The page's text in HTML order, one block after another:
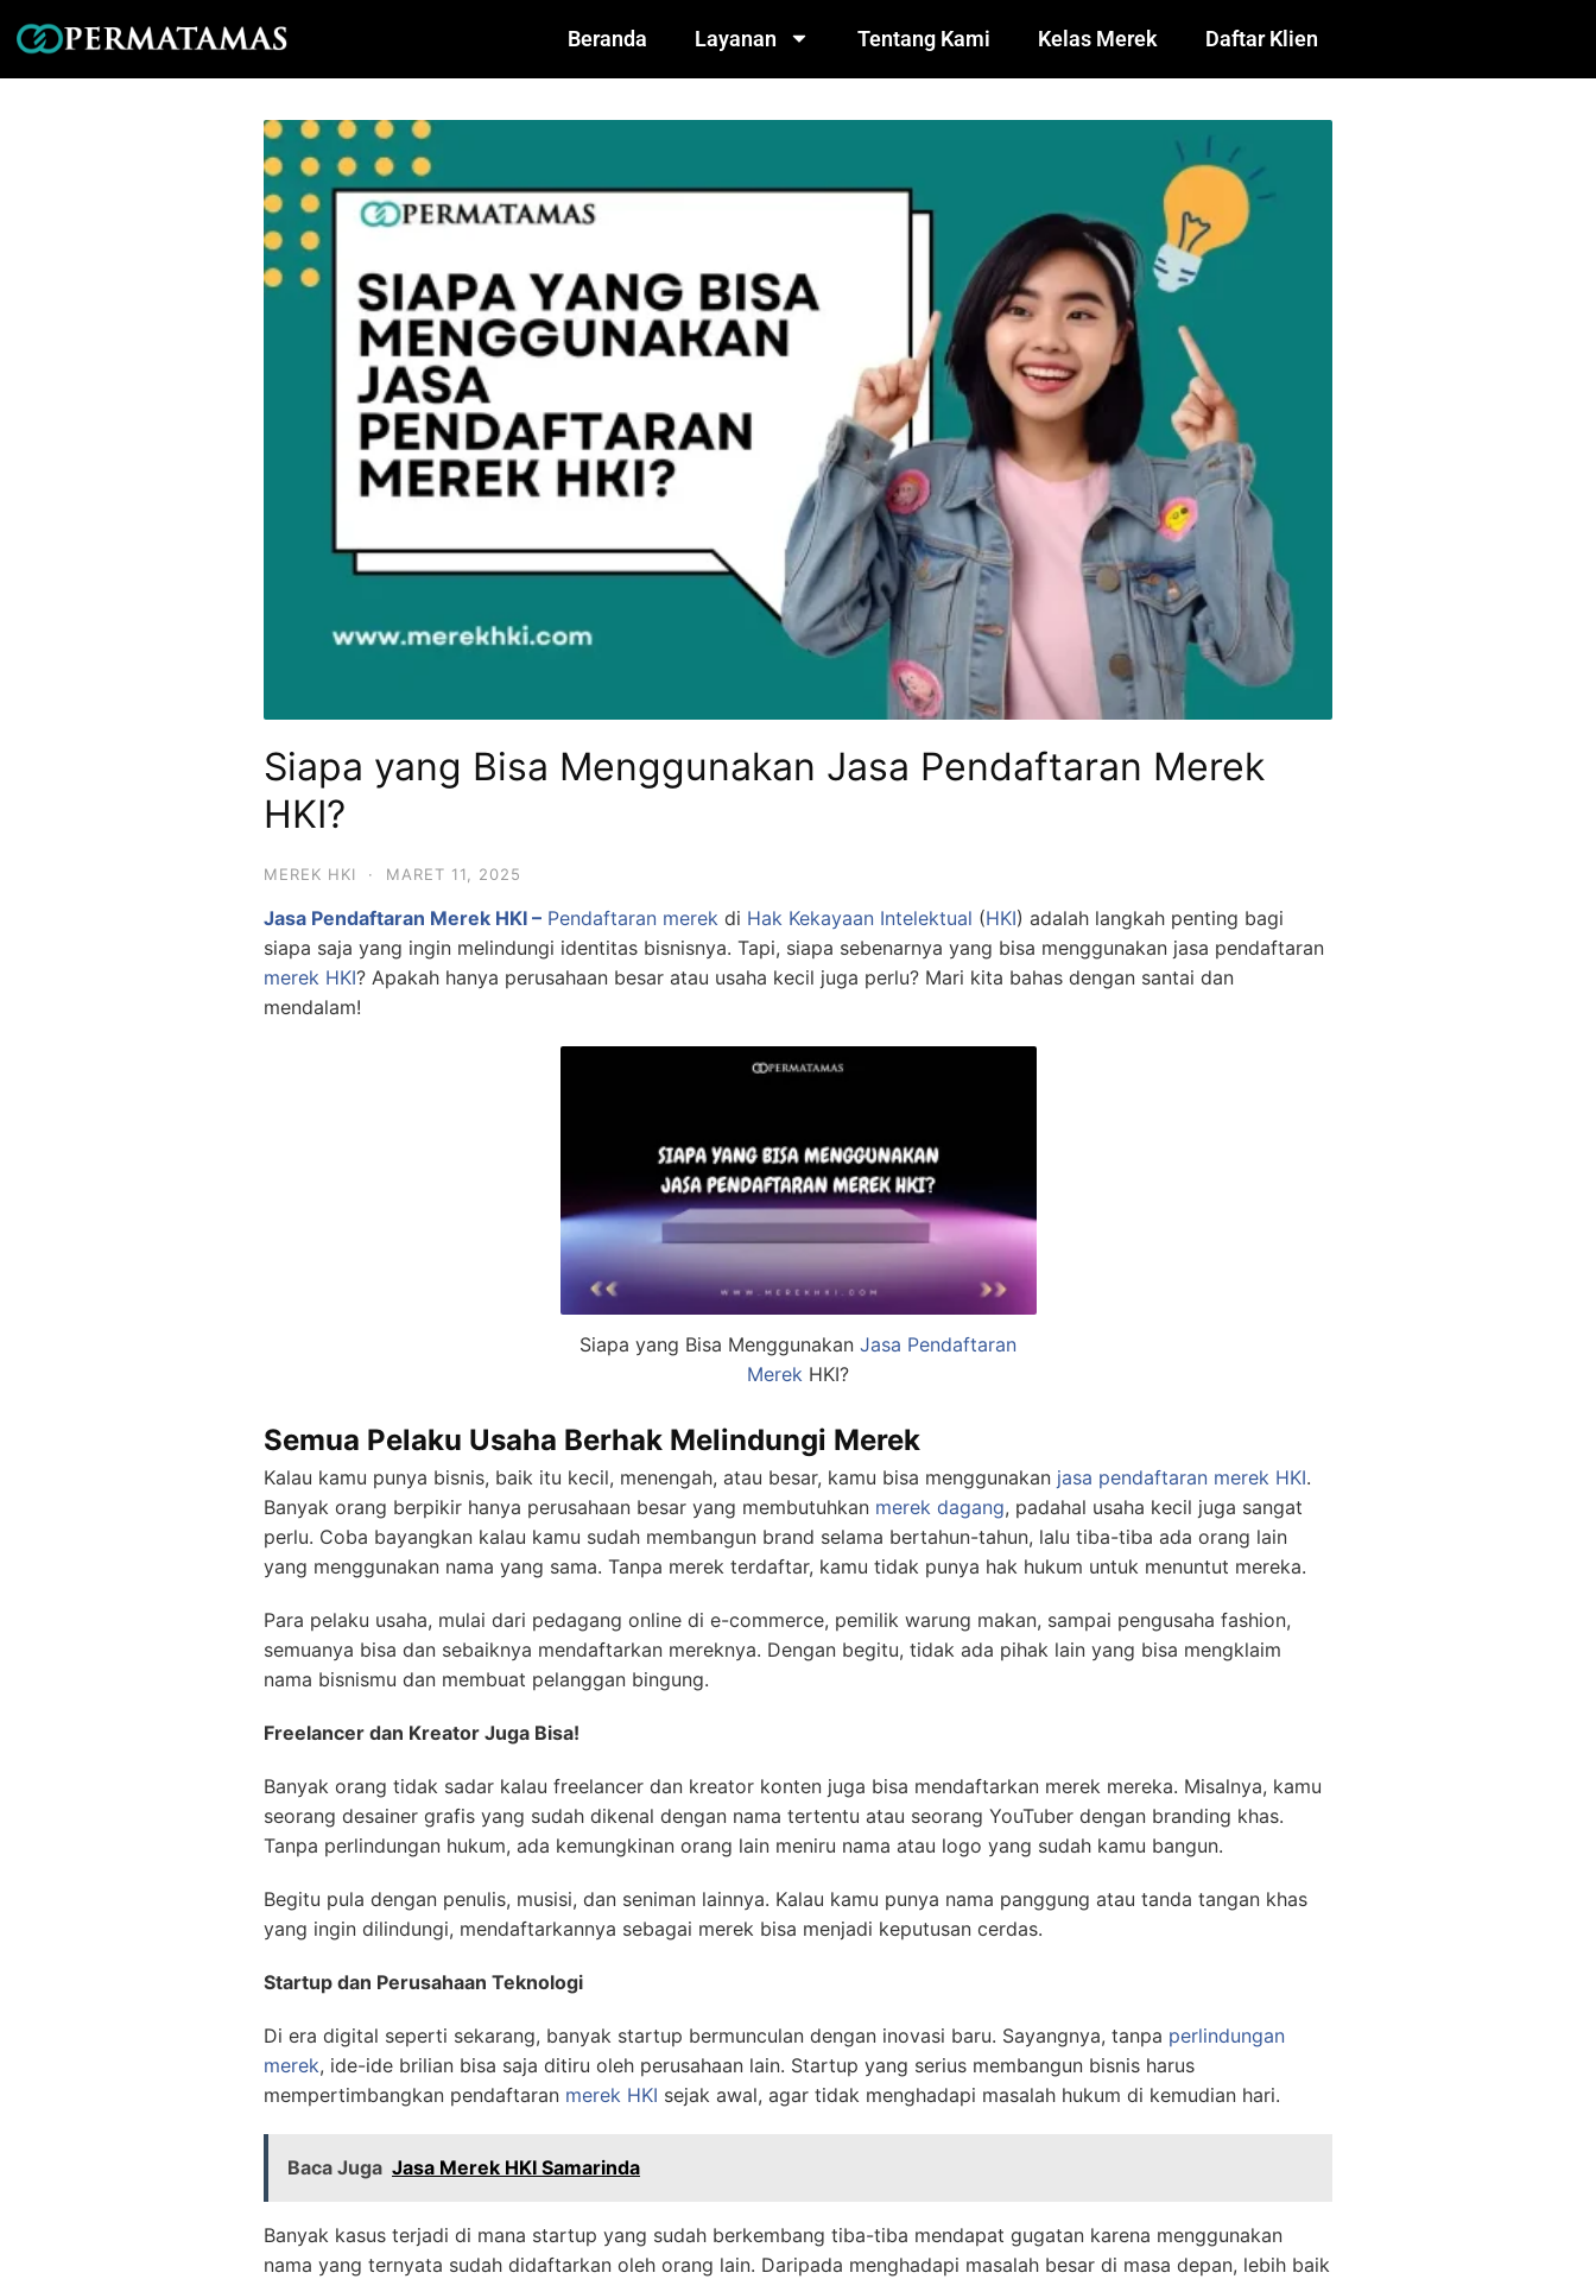
Beranda Layanan Tentang Kami Kelas Merek Daftar Klien
Siapa yang Bisa Menggunakan Jasa Pendaftaran Merek
HKI?
MEREK HKI · MARET 11, 2025
Jasa Pendaftaran Merek HKI – Pendaftaran merek di Hak Kekayaan Intelektual (HKI) adalah langkah penting bagi
siapa saja yang ingin melindungi identitas bisnisnya. Tapi, siapa sebenarnya yang bisa menggunakan jasa pendaftaran
merek HKI? Apakah hanya perusahaan besar atau usaha kecil juga perlu? Mari kita bahas dengan santai dan
mendalam!
Siapa yang Bisa Menggunakan Jasa Pendaftaran
Merek HKI?
Semua Pelaku Usaha Berhak Melindungi Merek
Kalau kamu punya bisnis, baik itu kecil, menengah, atau besar, kamu bisa menggunakan jasa pendaftaran merek HKI.
Banyak orang berpikir hanya perusahaan besar yang membutuhkan merek dagang, padahal usaha kecil juga sangat
perlu. Coba bayangkan kalau kamu sudah membangun brand selama bertahun-tahun, lalu tiba-tiba ada orang lain
yang menggunakan nama yang sama. Tanpa merek terdaftar, kamu tidak punya hak hukum untuk menuntut mereka.
Para pelaku usaha, mulai dari pedagang online di e-commerce, pemilik warung makan, sampai pengusaha fashion,
semuanya bisa dan sebaiknya mendaftarkan mereknya. Dengan begitu, tidak ada pihak lain yang bisa mengklaim
nama bisnismu dan membuat pelanggan bingung.
Freelancer dan Kreator Juga Bisa!
Banyak orang tidak sadar kalau freelancer dan kreator konten juga bisa mendaftarkan merek mereka. Misalnya, kamu
seorang desainer grafis yang sudah dikenal dengan nama tertentu atau seorang YouTuber dengan branding khas.
Tanpa perlindungan hukum, ada kemungkinan orang lain meniru nama atau logo yang sudah kamu bangun.
Begitu pula dengan penulis, musisi, dan seniman lainnya. Kalau kamu punya nama panggung atau tanda tangan khas
yang ingin dilindungi, mendaftarkannya sebagai merek bisa menjadi keputusan cerdas.
Startup dan Perusahaan Teknologi
Di era digital seperti sekarang, banyak startup bermunculan dengan inovasi baru. Sayangnya, tanpa perlindungan
merek, ide-ide brilian bisa saja ditiru oleh perusahaan lain. Startup yang serius membangun bisnis harus
mempertimbangkan pendaftaran merek HKI sejak awal, agar tidak menghadapi masalah hukum di kemudian hari.
Baca Juga Jasa Merek HKI Samarinda
Banyak kasus terjadi di mana startup yang sudah berkembang tiba-tiba mendapat gugatan karena menggunakan
nama yang ternyata sudah didaftarkan oleh orang lain. Daripada menghadapi masalah besar di masa depan, lebih baik